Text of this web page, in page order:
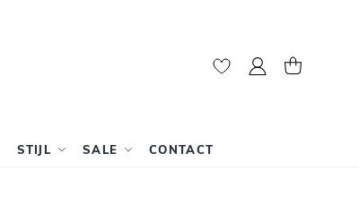
Mijn account
STIJL SALE CONTACT